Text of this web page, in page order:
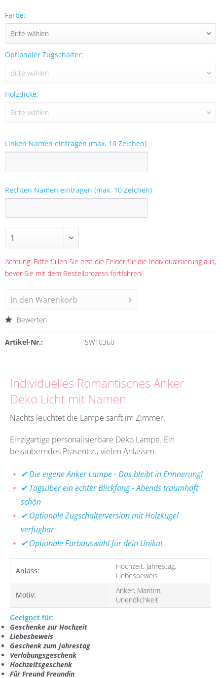
Farbe:
Optionaler Zugschalter:
Holzdicke:
Linken Namen eintragen (max. 10 Zeichen)
Rechten Namen eintragen (max. 10 Zeichen)
Achtung: Bitte füllen Sie erst die Felder für die Individualisierung aus,
bevor Sie mit dem Bestellprozess fortfahren!
In den Warenkorb
Bewerten
Artikel-Nr.: SW10360
Individuelles Romantisches Anker
Deko Licht mit Namen
Nachts leuchtet die Lampe sanft im Zimmer.
Einzigartige personalisierbare Deko Lampe. Ein
bezauberndes Präsent zu vielen Anlässen.
✔ Die eigene Anker Lampe - Das bleibt in Erinnerung!
✔ Tagsüber ein echter Blickfang - Abends traumhaft
schön
✔ Optionale Zugschalterversion mit Holzkugel
verfügbar
✔ Optionale Farbauswahl für dein Unikat
Anlass:
Hochzeit, Jahrestag,
Liebesbeweis
Motiv:
Anker, Maritim,
Unendlichkeit
Geeignet für:
Geschenke zur Hochzeit
Liebesbeweis
Geschenk zum Jahrestag
Verlobungsgeschenk
Hochzeitsgeschenk
Für Freund Freundin